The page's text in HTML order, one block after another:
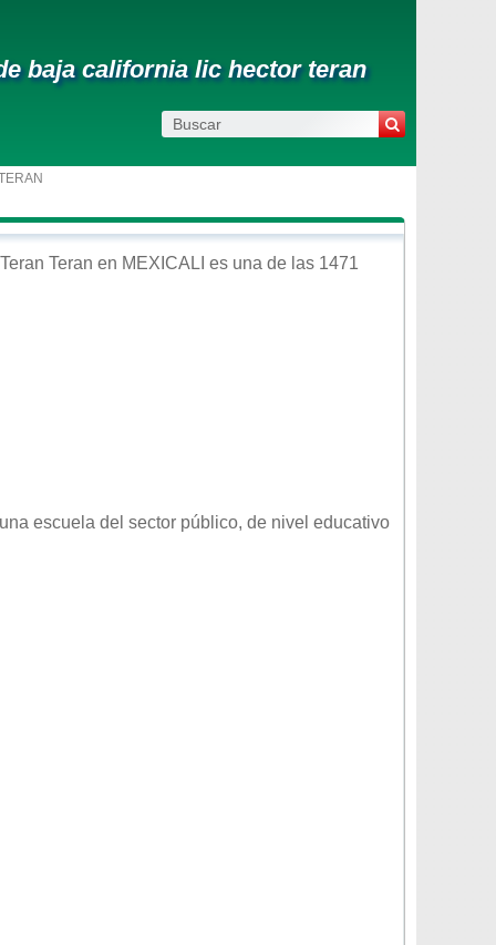
baja california lic hector teran
Teran en MEXICALI es una de las 1471
escuela del sector público, de nivel educativo